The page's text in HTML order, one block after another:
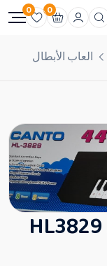
0
0
العاب الأبطال